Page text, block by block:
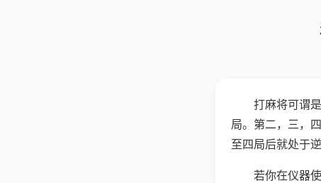
打麻将可谓
局。第二，三，
至四局后就处于
若你在仪器